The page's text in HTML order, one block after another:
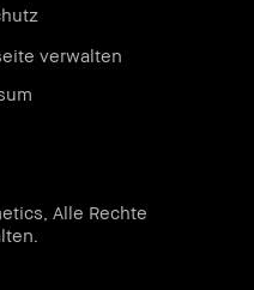
verwalten
Alle Rechte